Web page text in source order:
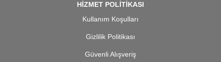
HİZMET POLİTİKASI
Kullanım Koşulları
Gizlilik Politikası
Güvenli Alışveriş